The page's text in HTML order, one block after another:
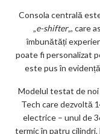
Consola centrală
„e-shifter„, care
îmbunătăți
poate fi personalizat
este pus în
Modelul testat de
Tech care dezvoltă
electrice – unul de
termic în patru